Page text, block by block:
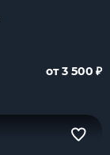
от 3 500 ₽